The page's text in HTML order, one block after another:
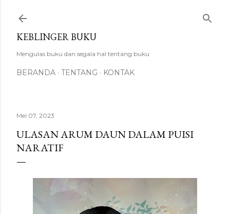
KEBLINGER BUKU
Mengulas buku dan segala hal tentang buku
BERANDA TENTANG KONTAK
Mei 07, 2023
ULASAN ARUM DAUN DALAM PUISI
NARATIF